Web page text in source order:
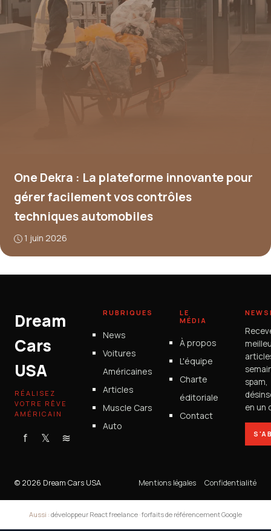
One Dekra : La plateforme innovante pour
gérer facilement vos contrôles
techniques automobiles
1 juin 2026
Dream
Cars
USA
RÉALISEZ
VOTRE RÊVE
AMÉRICAIN
f 𝕏 ≋
RUBRIQUES
News
Voitures
Américaines
Articles
Muscle Cars
Auto
LE
MÉDIA
À propos
L'équipe
Charte
éditoriale
Contact
spam,
en un
© 2026 Dream Cars USA Mentions légales Confidentialité
Aussi : développeur React freelance ·forfaits de référencement Google